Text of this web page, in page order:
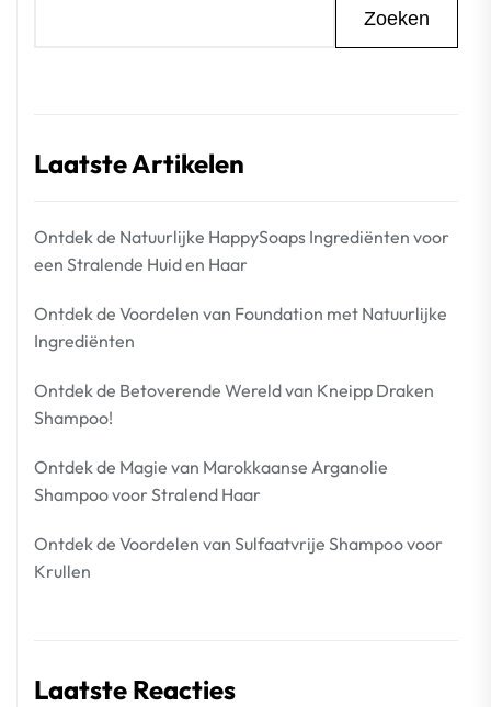
Zoeken
Laatste Artikelen
Ontdek de Natuurlijke HappySoaps Ingrediënten voor
een Stralende Huid en Haar
Ontdek de Voordelen van Foundation met Natuurlijke
Ingrediënten
Ontdek de Betoverende Wereld van Kneipp Draken
Shampoo!
Ontdek de Magie van Marokkaanse Arganolie
Shampoo voor Stralend Haar
Ontdek de Voordelen van Sulfaatvrije Shampoo voor
Krullen
Laatste Reacties